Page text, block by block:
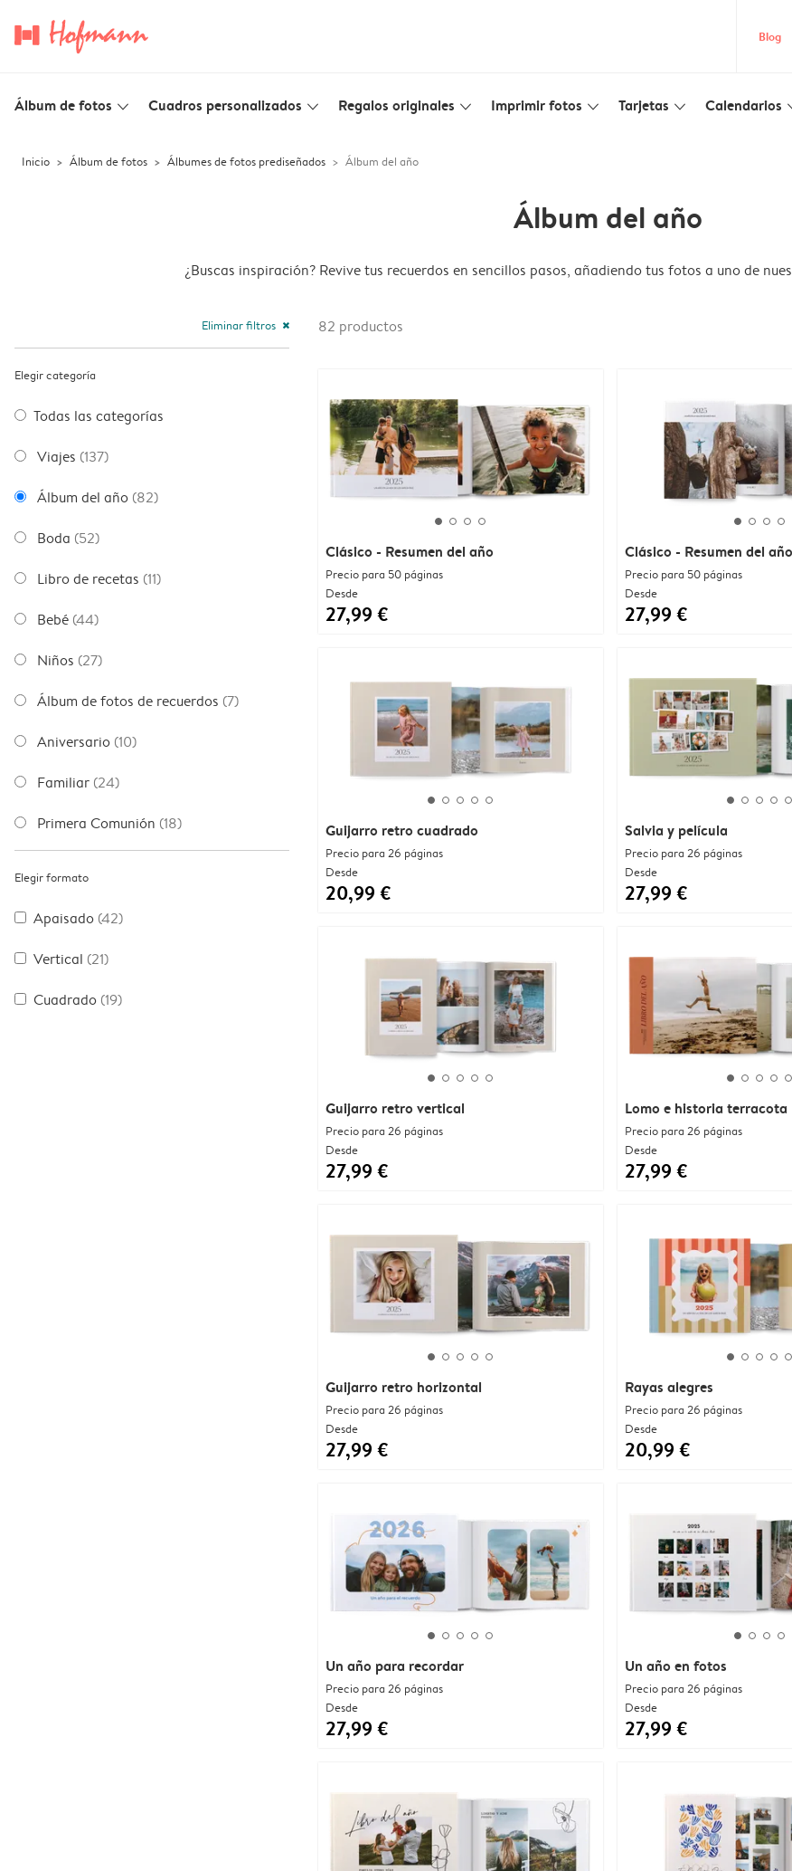
Blog
Álbum de fotos slim_arrow_down Cuadros personalizados slim_arrow_down Regalos originales slim_arrow_down Imprimir fotos slim_arrow_down Tarjetas slim_arrow_down Calendarios
Inicio Álbum de fotos Álbumes de fotos prediseñados Álbum del año
Álbum del año
¿Buscas inspiración? Revive tus recuerdos en sencillos pasos, añadiendo tus fotos a uno de
Elegir categoría
Eliminar filtros close
Todas las categorías
Viajes (137)
Álbum del año (82)
Boda (52)
Libro de recetas (11)
Bebé (44)
Niños (27)
Álbum de fotos de recuerdos (7)
Aniversario (10)
Familiar (24)
Primera Comunión (18)
Elegir formato
Apaisado (42)
Vertical (21)
Cuadrado (19)
82 productos
Clásico - Resumen del año
Precio para 50 páginas
Desde
27,99 €
Clásico - Resumen del año
Precio para 50 páginas
Desde
27,99 €
Un año en fotos
Precio para 26 páginas
Desde
27,99 €
Salvia y película
Precio para 26 páginas
Desde
27,99 €
Un año para recordar
Precio para 26 páginas
Desde
27,99 €
Guijarro retro cuadrado
Precio para 26 páginas
Desde
20,99 €
Rayas alegres
Precio para 26 páginas
Desde
20,99 €
Lomo e historia terracota
Precio para 26 páginas
Desde
27,99 €
Guijarro retro vertical
Precio para 26 páginas
Desde
27,99 €
Guijarro retro horizontal
Precio para 26 páginas
Desde
27,99 €